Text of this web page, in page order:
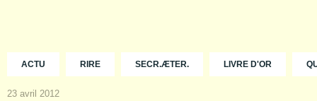
ACTU RIRE SECR.ÆTER. LIVRE D'OR
23 avril 2012